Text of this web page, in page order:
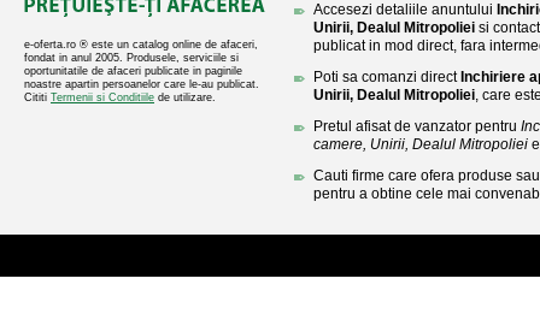
e-oferta.ro ® este un catalog online de afaceri,
fondat in anul 2005. Produsele, serviciile si
oportunitatile de afaceri publicate in paginile
noastre apartin persoanelor care le-au publicat.
Cititi Termenii si Conditiile de utilizare.
Accesezi detaliile anuntului
Unirii, Dealul Mitropoliei si
publicat in mod direct, fara
Poti sa comanzi direct Inchiriere
Unirii, Dealul Mitropoliei, care
Pretul afisat de vanzator pentru
camere, Unirii, Dealul Mitropoliei
Cauti firme care ofera produse
pentru a obtine cele mai